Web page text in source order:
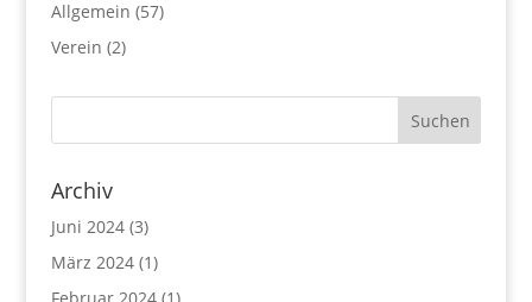
Allgemein (57)
Verein (2)
Archiv
Juni 2024(3)
März 2024(1)